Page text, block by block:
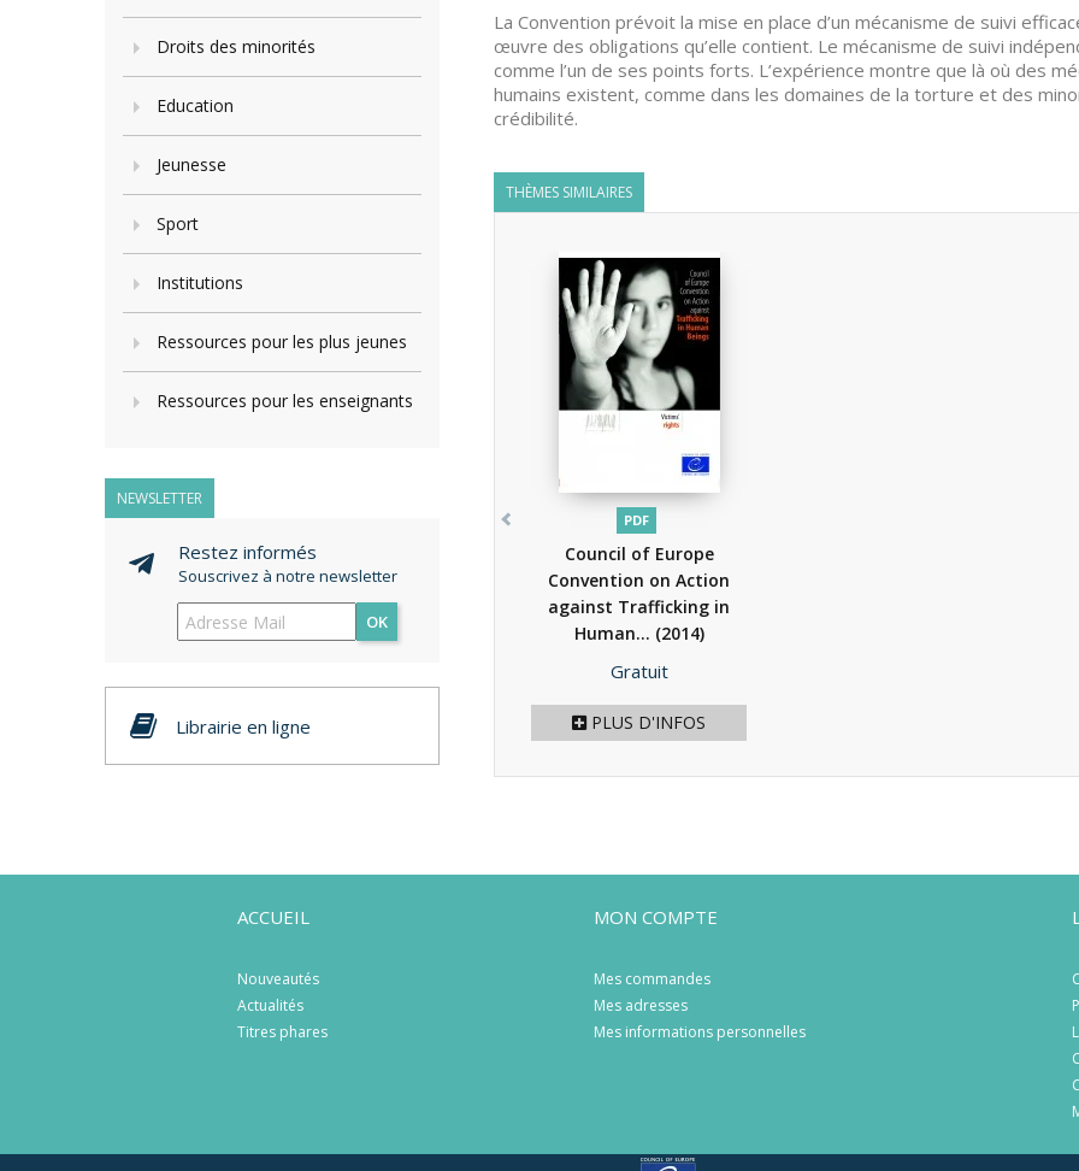
Droits des minorités
Education
Jeunesse
Sport
Institutions
Ressources pour les plus jeunes
Ressources pour les enseignants
NEWSLETTER
Restez informés
Souscrivez à notre newsletter
OK
Librairie en ligne
La Convention prévoit la mise en place d’un mécanisme de suivi
œuvre des obligations qu’elle contient. Le mécanisme de suivi
comme l’un de ses points forts. L’expérience montre que là où des
humains existent, comme dans les domaines de la torture et des
crédibilité.
THÈMES SIMILAIRES
PDF
Council of Europe
Convention on Action
against Trafficking in
Human... (2014)
Prix
Gratuit
PLUS D'INFOS
ACCUEIL
Nouveautés
Actualités
Titres phares
MON COMPTE
Mes commandes
Mes adresses
Mes informations personnelles